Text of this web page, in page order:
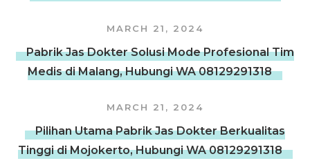
MARCH 21, 2024
Pabrik Jas Dokter Solusi Mode Profesional Tim
Medis di Malang, Hubungi WA 08129291318
MARCH 21, 2024
Pilihan Utama Pabrik Jas Dokter Berkualitas
Tinggi di Mojokerto, Hubungi WA 08129291318